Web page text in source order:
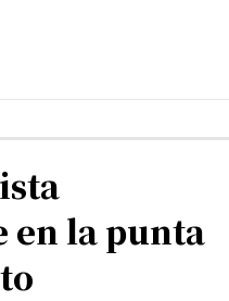
en la punta